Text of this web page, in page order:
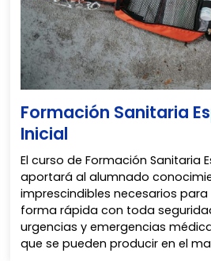
Formación Sanitaria
Inicial
El curso de Formación Sanitaria
aportará al alumnado
imprescindibles necesarios
forma rápida con toda
urgencias y emergencias
que se pueden producir en el